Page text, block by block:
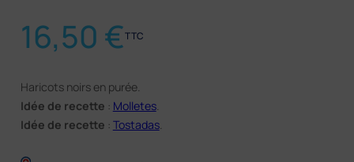
16,50 €TTC
Haricots noirs en purée.
Idée de recette : Molletes.
Idée de recette : Tostadas.